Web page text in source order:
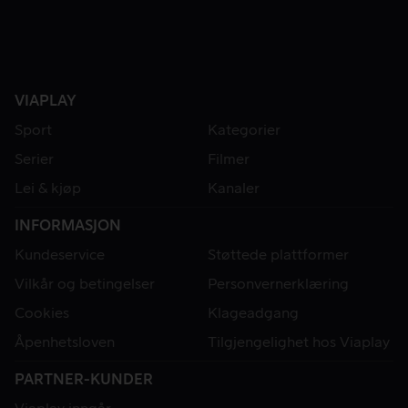
VIAPLAY
Sport
Kategorier
Serier
Filmer
Lei & kjøp
Kanaler
INFORMASJON
Kundeservice
Støttede plattformer
Vilkår og betingelser
Personvernerklæring
Cookies
Klageadgang
Åpenhetsloven
Tilgjengelighet hos Viaplay
PARTNER-KUNDER